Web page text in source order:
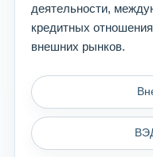
деятельности,
кредитных
внешних рынков.